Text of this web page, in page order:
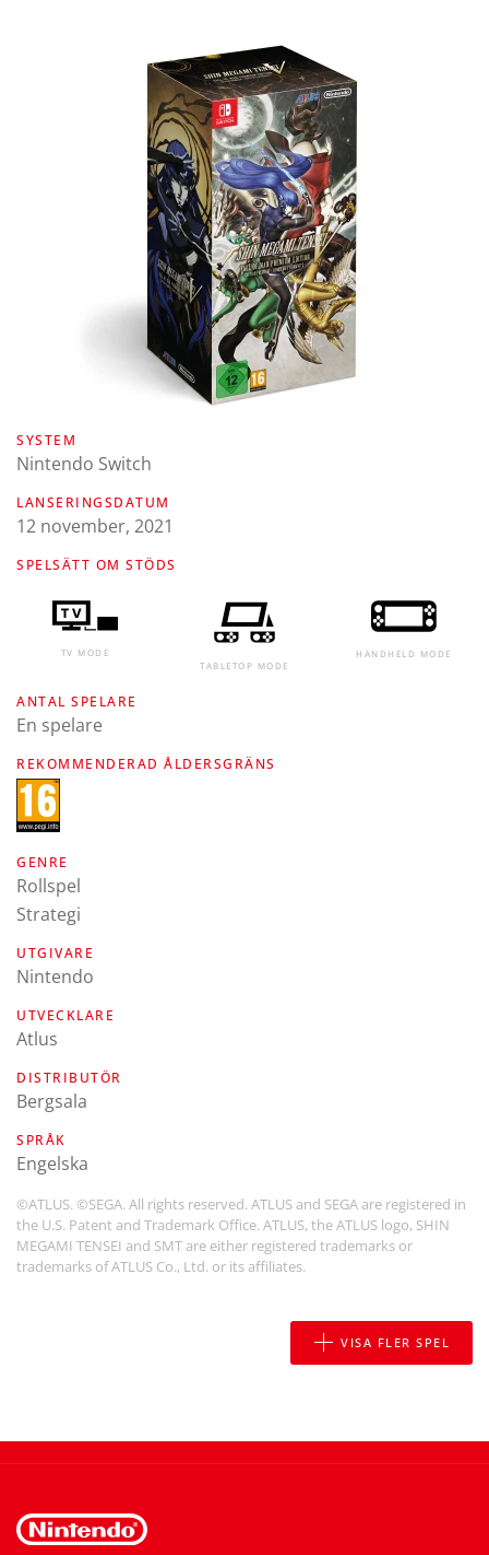
SYSTEM
Nintendo Switch
LANSERINGSDATUM
12 november, 2021
SPELSÄTT OM STÖDS
TV MODE
TABLETOP MODE
HANDHELD MODE
ANTAL SPELARE
En spelare
REKOMMENDERAD ÅLDERSGRÄNS
GENRE
Rollspel
Strategi
UTGIVARE
Nintendo
UTVECKLARE
Atlus
DISTRIBUTÖR
Bergsala
SPRÅK
engelska
©ATLUS. ©SEGA. All rights reserved. ATLUS and SEGA are registered in
the U.S. Patent and Trademark Office. ATLUS, the ATLUS logo, SHIN
MEGAMI TENSEI and SMT are either registered trademarks or
trademarks of ATLUS Co., Ltd. or its affiliates.
VISA FLER SPEL